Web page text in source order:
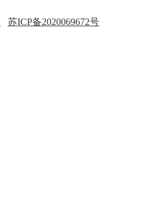
苏ICP备2020069672号